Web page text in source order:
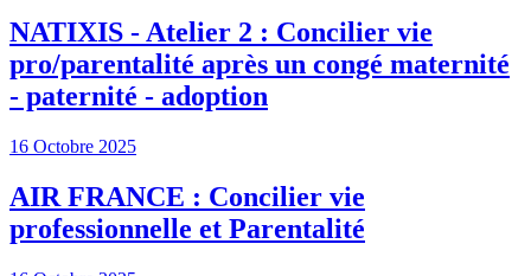
NATIXIS - Atelier 2 : Concilier vie
pro/parentalité après un congé maternité
- paternité - adoption
16 Octobre 2025
AIR FRANCE : Concilier vie
professionnelle et Parentalité